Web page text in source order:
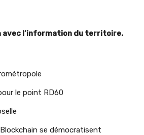
l’information du territoire.
le point RD60
se démocratisent